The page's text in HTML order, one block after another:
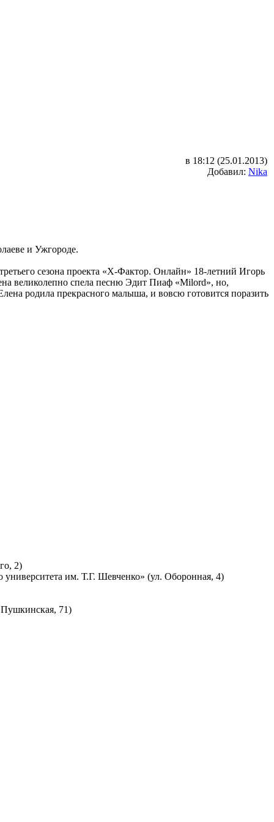
в 18:12 (25.01.2013)
Добавил: Nika
и Ужгороде.
сезона проекта «Х-Фактор. Онлайн» 18-летний Игорь
великолепно спела песню Эдит Пиаф «Milord», но,
родила прекрасного малыша, и вовсю готовится поразить
2)
им. Т.Г. Шевченко» (ул. Оборонная, 4)
71)